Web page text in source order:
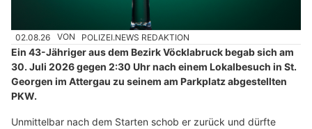
02.08.26 VON POLIZEI.NEWS REDAKTION
Ein 43-Jähriger aus dem Bezirk Vöcklabruck begab sich am
30. Juli 2026 gegen 2:30 Uhr nach einem Lokalbesuch in St.
Georgen im Attergau zu seinem am Parkplatz abgestellten
PKW.
Unmittelbar nach dem Starten schob er zurück und dürfte